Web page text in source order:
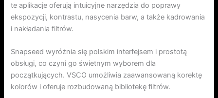
te aplikacje oferują intuicyjne narzędzia do poprawy
ekspozycji, kontrastu, nasycenia barw, a także kadrowania
i nakładania filtrów.
Snapseed wyróżnia się polskim interfejsem i prostotą
obsługi, co czyni go świetnym wyborem dla
początkujących. VSCO umożliwia zaawansowaną korektę
kolorów i oferuje rozbudowaną bibliotekę filtrów.